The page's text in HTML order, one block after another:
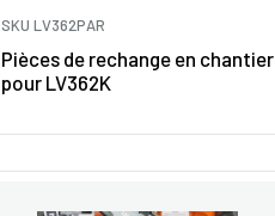
SKU LV362PAR
Pièces de rechange en chantier
pour LV362K